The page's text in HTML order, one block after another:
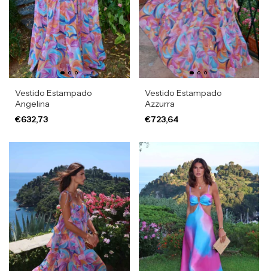
Vestido Estampado
Angelina
€632,73
Vestido Estampado
Azzurra
€723,64